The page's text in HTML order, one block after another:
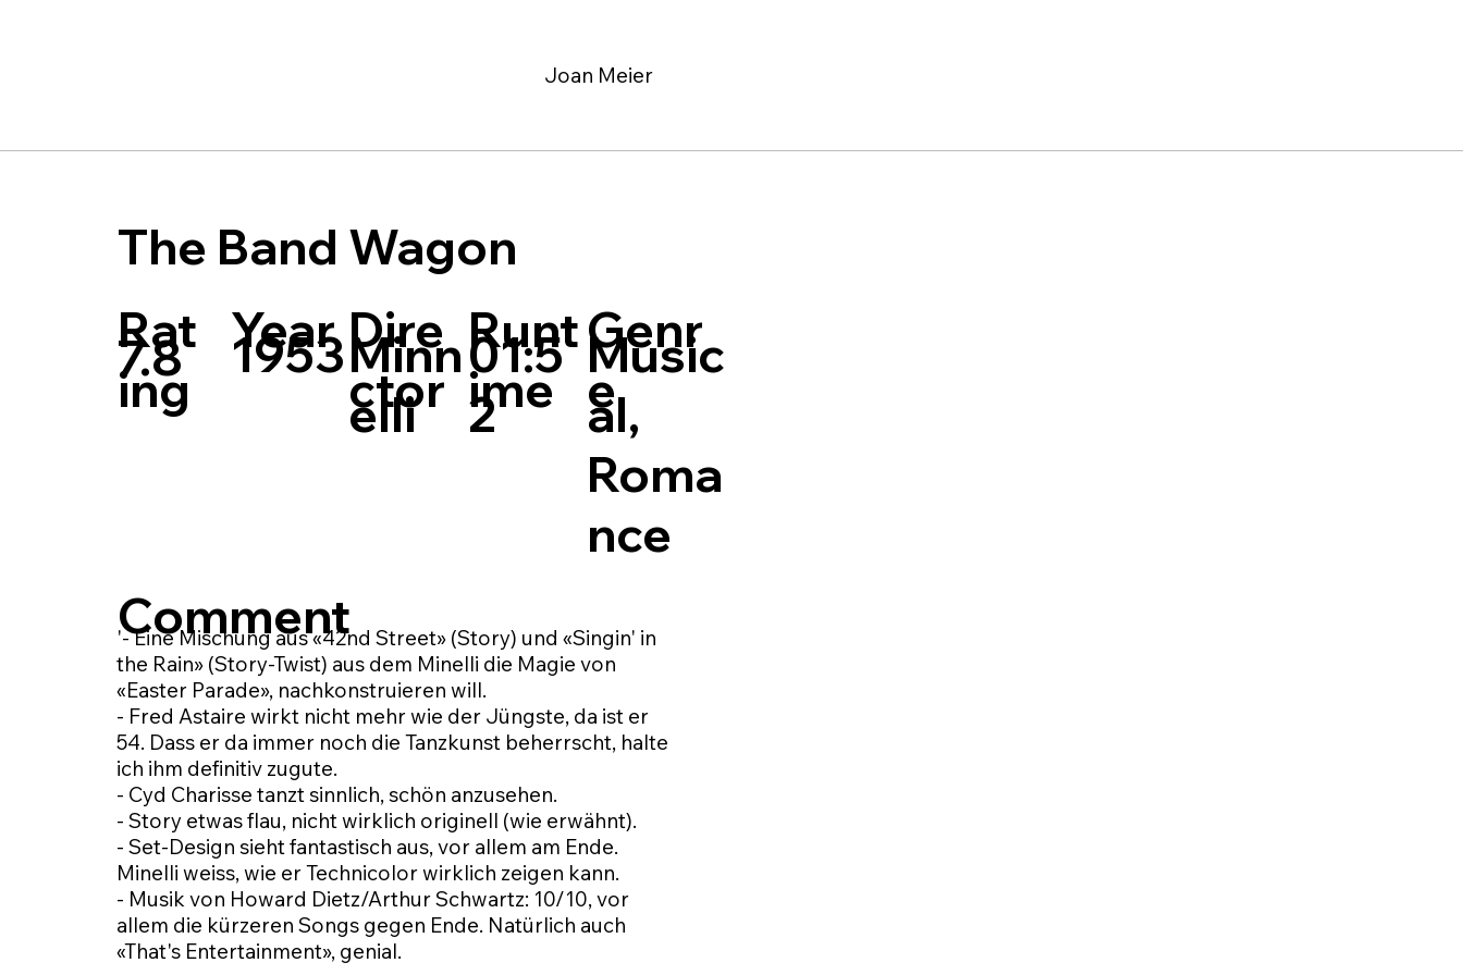
Joan Meier
The Band Wagon
Year Dire
ctor
Runt
ime
Genr
e
1953 Minn
elli
01:5
2
Music
al,
Roma
nce
Rat
ing
7.8
Comment
'- Eine Mischung aus «42nd Street» (Story) und «Singin' in
the Rain» (Story-Twist) aus dem Minelli die Magie von
«Easter Parade», nachkonstruieren will.
- Fred Astaire wirkt nicht mehr wie der Jüngste, da ist er
54. Dass er da immer noch die Tanzkunst beherrscht, halte
ich ihm definitiv zugute.
- Cyd Charisse tanzt sinnlich, schön anzusehen.
- Story etwas flau, nicht wirklich originell (wie erwähnt).
- Set-Design sieht fantastisch aus, vor allem am Ende.
Minelli weiss, wie er Technicolor wirklich zeigen kann.
- Musik von Howard Dietz/Arthur Schwartz: 10/10, vor
allem die kürzeren Songs gegen Ende. Natürlich auch
«That's Entertainment», genial.